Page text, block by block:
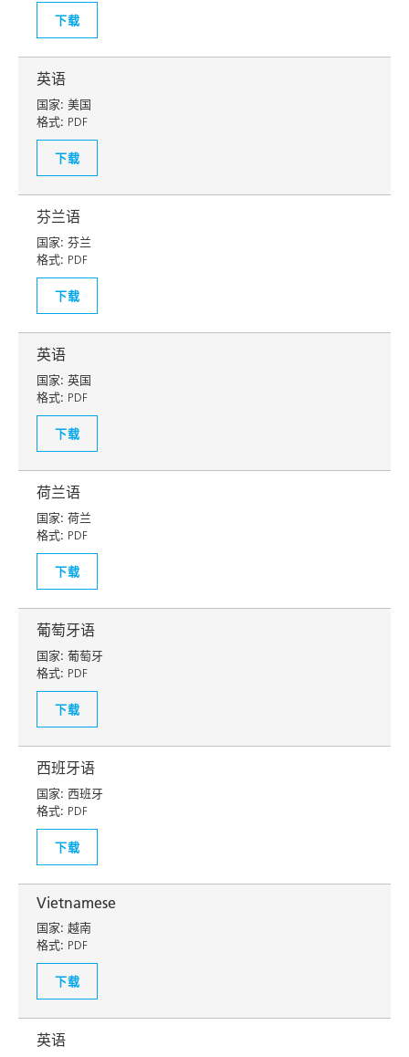
下载
英语
国家: 美国
格式: PDF
下载
芬兰语
国家: 芬兰
格式: PDF
下载
英语
国家: 英国
格式: PDF
下载
荷兰语
国家: 荷兰
格式: PDF
下载
葡萄牙语
国家: 葡萄牙
格式: PDF
下载
西班牙语
国家: 西班牙
格式: PDF
下载
Vietnamese
国家: 越南
格式: PDF
下载
英语